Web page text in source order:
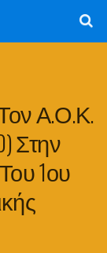
Α.Ο.Κ.
Στην
1ου